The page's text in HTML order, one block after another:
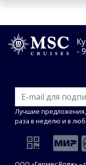
-
Лучшие предложения,
раза в неделю и в